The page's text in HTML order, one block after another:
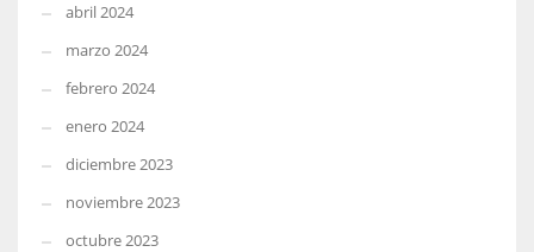
abril 2024
marzo 2024
febrero 2024
enero 2024
diciembre 2023
noviembre 2023
octubre 2023